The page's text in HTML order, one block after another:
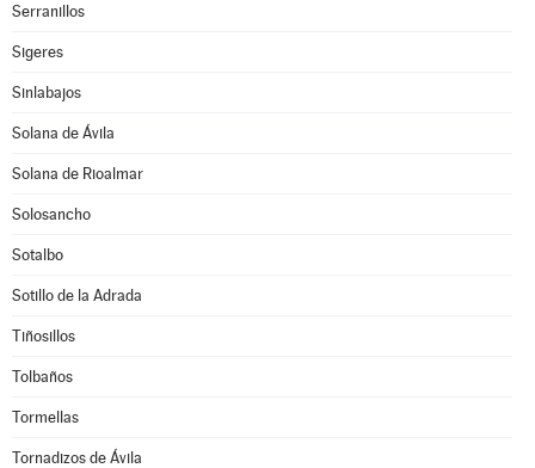
Serranillos
Sigeres
Sinlabajos
Solana de Ávila
Solana de Rioalmar
Solosancho
Sotalbo
Sotillo de la Adrada
Tiñosillos
Tolbaños
Tormellas
Tornadizos de Ávila